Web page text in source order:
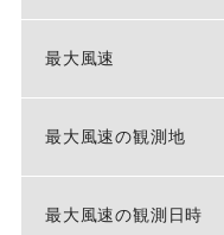
最大風速
最大風速の観測地
最大風速の観測日時